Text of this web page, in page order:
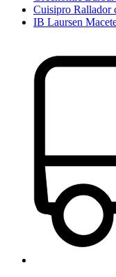
Cuisipro Rallador
IB Laursen